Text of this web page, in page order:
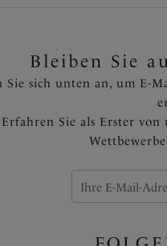
Bleiben Sie
Sie sich unten an, um E-
Erfahren Sie als Erster von